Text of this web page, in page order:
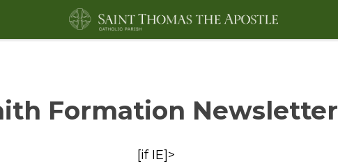
Formation Newsletter
[if IE]>